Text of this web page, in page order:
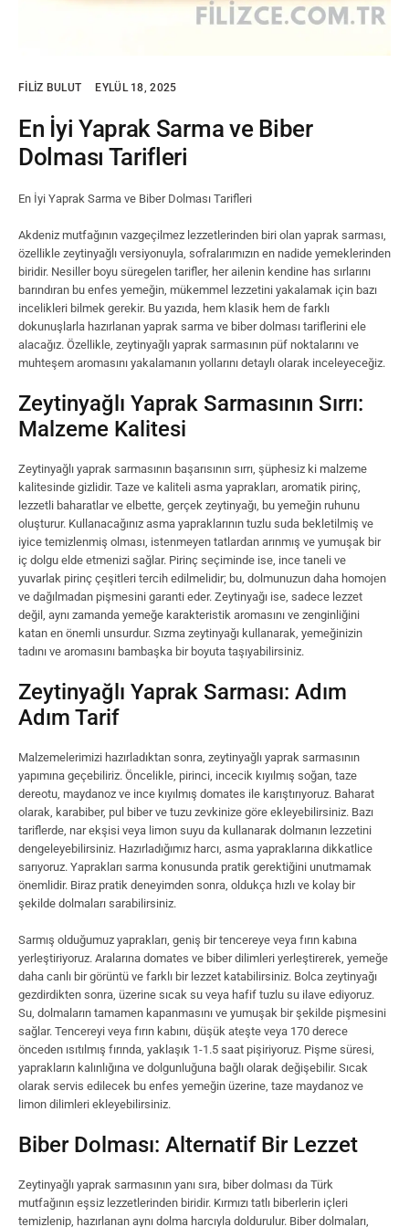
FILIZ BULUT EYLÜL 18, 2025
En İyi Yaprak Sarma ve Biber
Dolması Tarifleri
En İyi Yaprak Sarma ve Biber Dolması Tarifleri
Akdeniz mutfağının vazgeçilmez lezzetlerinden biri olan yaprak sarması,
özellikle zeytinyağlı versiyonuyla, sofralarımızın en nadide yemeklerinden
biridir. Nesiller boyu süregelen tarifler, her ailenin kendine has sırlarını
barındıran bu enfes yemeğin, mükemmel lezzetini yakalamak için bazı
incelikleri bilmek gerekir. Bu yazıda, hem klasik hem de farklı
dokunuşlarla hazırlanan yaprak sarma ve biber dolması tariflerini ele
alacağız. Özellikle, zeytinyağlı yaprak sarmasının püf noktalarını ve
muhteşem aromasını yakalamanın yollarını detaylı olarak inceleyeceğiz.
Zeytinyağlı Yaprak Sarmasının Sırrı:
Malzeme Kalitesi
Zeytinyağlı yaprak sarmasının başarısının sırrı, şüphesiz ki malzeme
kalitesinde gizlidir. Taze ve kaliteli asma yaprakları, aromatik pirinç,
lezzetli baharatlar ve elbette, gerçek zeytinyağı, bu yemeğin ruhunu
oluşturur. Kullanacağınız asma yapraklarının tuzlu suda bekletilmiş ve
iyice temizlenmiş olması, istenmeyen tatlardan arınmış ve yumuşak bir
iç dolgu elde etmenizi sağlar. Pirinç seçiminde ise, ince taneli ve
yuvarlak pirinç çeşitleri tercih edilmelidir; bu, dolmunuzun daha homojen
ve dağılmadan pişmesini garanti eder. Zeytinyağı ise, sadece lezzet
değil, aynı zamanda yemeğe karakteristik aromasını ve zenginliğini
katan en önemli unsurdur. Sızma zeytinyağı kullanarak, yemeğinizin
tadını ve aromasını bambaşka bir boyuta taşıyabilirsiniz.
Zeytinyağlı Yaprak Sarması: Adım
Adım Tarif
Malzemelerimizi hazırladıktan sonra, zeytinyağlı yaprak sarmasının
yapımına geçebiliriz. Öncelikle, pirinci, incecik kıyılmış soğan, taze
dereotu, maydanoz ve ince kıyılmış domates ile karıştırıyoruz. Baharat
olarak, karabiber, pul biber ve tuzu zevkinize göre ekleyebilirsiniz. Bazı
tariflerde, nar ekşisi veya limon suyu da kullanarak dolmanın lezzetini
dengeleyebilirsiniz. Hazırladığımız harcı, asma yapraklarına dikkatlice
sarıyoruz. Yaprakları sarma konusunda pratik gerektiğini unutmamak
önemlidir. Biraz pratik deneyimden sonra, oldukça hızlı ve kolay bir
şekilde dolmaları sarabilirsiniz.
Sarmış olduğumuz yaprakları, geniş bir tencereye veya fırın kabına
yerleştiriyoruz. Aralarına domates ve biber dilimleri yerleştirerek, yemeğe
daha canlı bir görüntü ve farklı bir lezzet katabilirsiniz. Bolca zeytinyağı
gezdirdikten sonra, üzerine sıcak su veya hafif tuzlu su ilave ediyoruz.
Su, dolmaların tamamen kapanmasını ve yumuşak bir şekilde pişmesini
sağlar. Tencereyi veya fırın kabını, düşük ateşte veya 170 derece
önceden ısıtılmış fırında, yaklaşık 1-1.5 saat pişiriyoruz. Pişme süresi,
yaprakların kalınlığına ve dolgunluğuna bağlı olarak değişebilir. Sıcak
olarak servis edilecek bu enfes yemeğin üzerine, taze maydanoz ve
limon dilimleri ekleyebilirsiniz.
Biber Dolması: Alternatif Bir Lezzet
Zeytinyağlı yaprak sarmasının yanı sıra, biber dolması da Türk
mutfağının eşsiz lezzetlerinden biridir. Kırmızı tatlı biberlerin içleri
temizlenip, hazırlanan aynı dolma harcıyla doldurulur. Biber dolmaları,